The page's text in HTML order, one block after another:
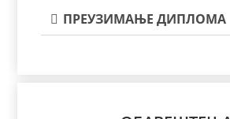
ПРЕУЗИМАЊЕ ДИПЛОМА​